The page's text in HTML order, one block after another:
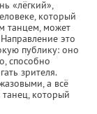
«лёгкий»,
который
танцем, может
это
публику: оно
способно
зрителя.
а всё
который